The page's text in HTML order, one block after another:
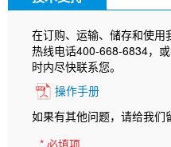
在订购、运输、储存和使
热线电话400-668-6834，
时内尽快联系您。
操作手册
如果有其他问题，请给我们